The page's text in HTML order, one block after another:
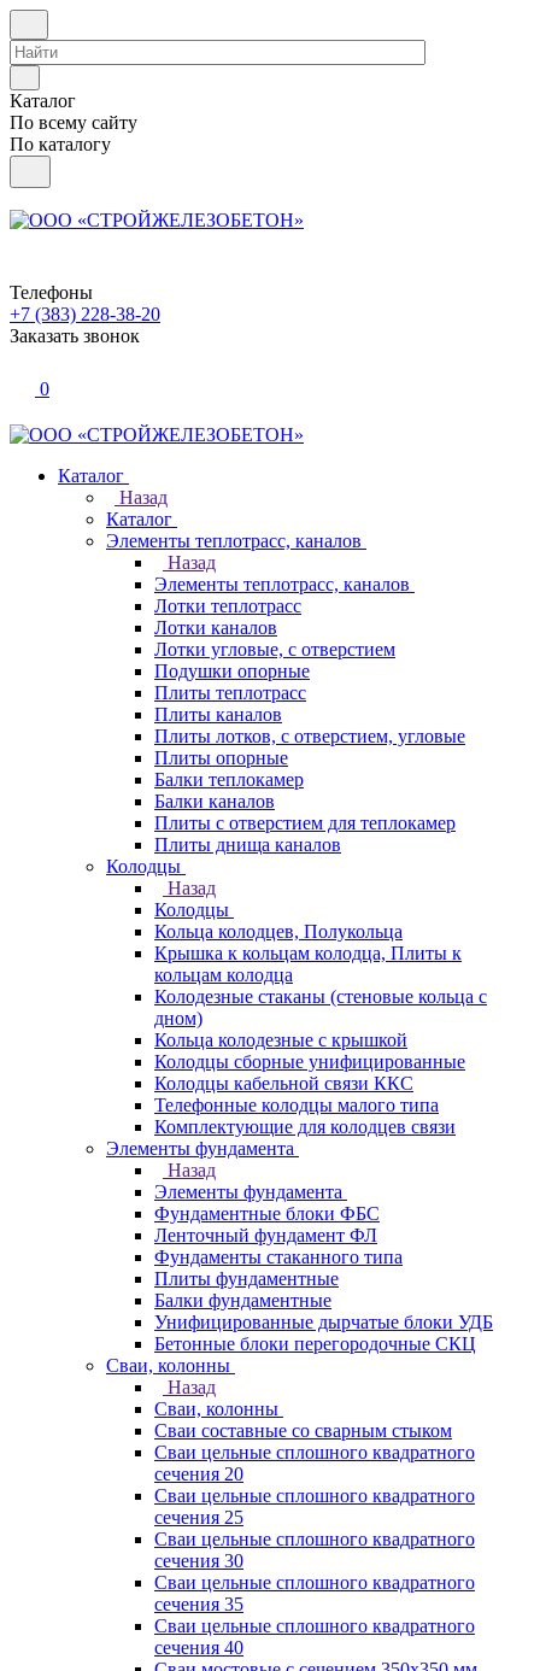
Каталог
По всему сайту
По каталогу
Телефоны
+7 (383) 228-38-20
Заказать звонок
0
Каталог
Назад
Каталог
Элементы теплотрасс, каналов
Назад
Элементы теплотрасс, каналов
Лотки теплотрасс
Лотки каналов
Лотки угловые, с отверстием
Подушки опорные
Плиты теплотрасс
Плиты каналов
Плиты лотков, с отверстием, угловые
Плиты опорные
Балки теплокамер
Балки каналов
Плиты с отверстием для теплокамер
Плиты днища каналов
Колодцы
Назад
Колодцы
Кольца колодцев, Полукольца
Крышка к кольцам колодца, Плиты к
кольцам колодца
Колодезные стаканы (стеновые кольца с
дном)
Кольца колодезные с крышкой
Колодцы сборные унифицированные
Колодцы кабельной связи ККС
Телефонные колодцы малого типа
Комплектующие для колодцев связи
Элементы фундамента
Назад
Элементы фундамента
Фундаментные блоки ФБС
Ленточный фундамент ФЛ
Фундаменты стаканного типа
Плиты фундаментные
Балки фундаментные
Унифицированные дырчатые блоки УДБ
Бетонные блоки перегородочные СКЦ
Сваи, колонны
Назад
Сваи, колонны
Сваи составные со сварным стыком
Сваи цельные сплошного квадратного
сечения 20
Сваи цельные сплошного квадратного
сечения 25
Сваи цельные сплошного квадратного
сечения 30
Сваи цельные сплошного квадратного
сечения 35
Сваи цельные сплошного квадратного
сечения 40